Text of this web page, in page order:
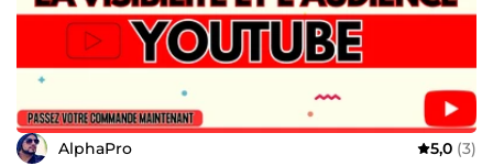
AlphaPro 5,0 (3)